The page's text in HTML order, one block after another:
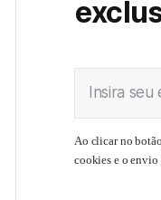
Insira seu
Ao clicar no
cookies e o envio